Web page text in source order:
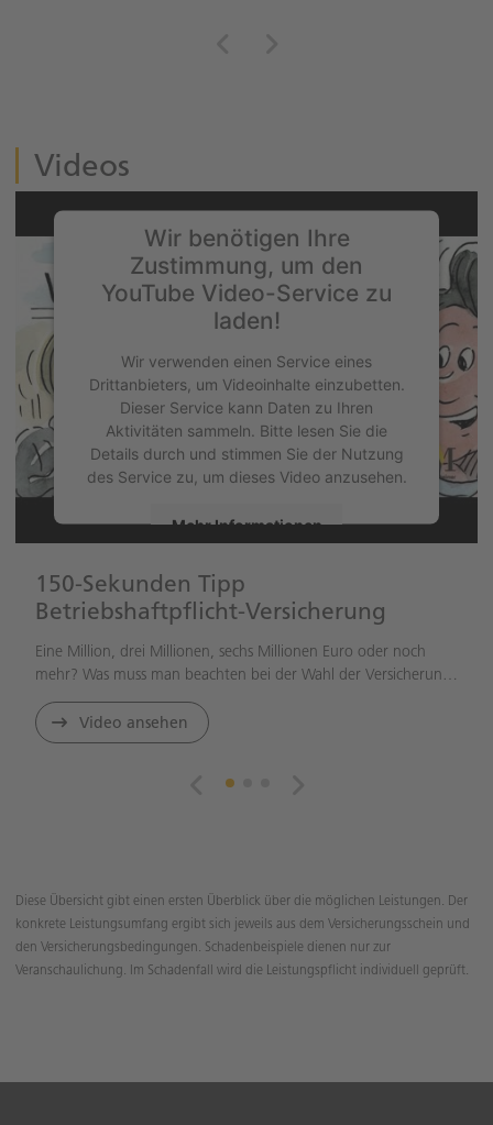
Videos
Wir benötigen Ihre
Zustimmung, um den
YouTube Video-Service zu
laden!
Wir verwenden einen Service eines
Drittanbieters, um Videoinhalte einzubetten.
Dieser Service kann Daten zu Ihren
Aktivitäten sammeln. Bitte lesen Sie die
Details durch und stimmen Sie der Nutzung
des Service zu, um dieses Video anzusehen.
Mehr Informationen
150-Sekunden Tipp
Betriebshaftpflicht-Versicherung
Eine Million, drei Millionen, sechs Millionen Euro oder noch
mehr? Was muss man beachten bei der Wahl der Versicherun…
Video ansehen
Diese Übersicht gibt einen ersten Überblick über die möglichen Leistungen. Der
konkrete Leistungsumfang ergibt sich jeweils aus dem Versicherungsschein und
den Versicherungsbedingungen. Schadenbeispiele dienen nur zur
Veranschaulichung. Im Schadenfall wird die Leistungspflicht individuell geprüft.